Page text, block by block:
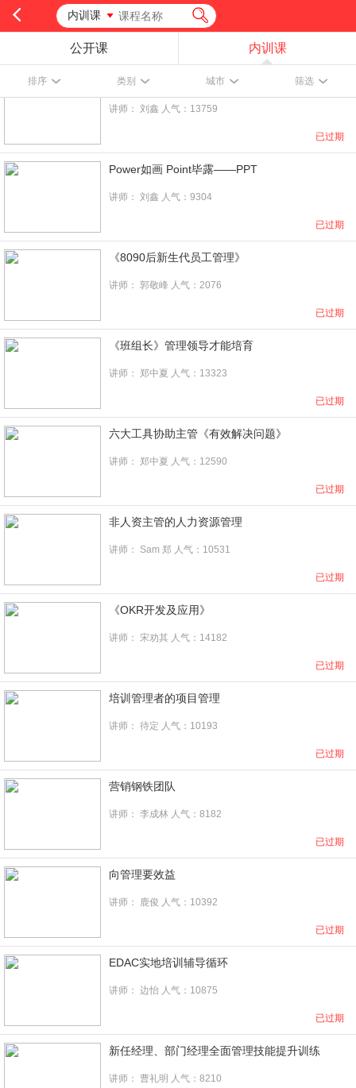
内训课
公开课 内训课
排序 类别 城市 筛选
系统性管理能力训练——管理九剑
讲师： 刘鑫 人气：13759
已过期
Power如画 Point毕露——PPT
讲师： 刘鑫 人气：9304
已过期
《8090后新生代员工管理》
讲师： 郭敬峰 人气：2076
已过期
《班组长》管理领导才能培育
讲师： 郑中夏 人气：13323
已过期
六大工具协助主管《有效解决问题》
讲师： 郑中夏 人气：12590
已过期
非人资主管的人力资源管理
讲师： Sam 郑 人气：10531
已过期
《OKR开发及应用》
讲师： 宋劝其 人气：14182
已过期
培训管理者的项目管理
讲师： 待定 人气：10193
已过期
营销钢铁团队
讲师： 李成林 人气：8182
已过期
向管理要效益
讲师： 鹿俊 人气：10392
已过期
EDAC实地培训辅导循环
讲师： 边怡 人气：10875
已过期
新任经理、部门经理全面管理技能提升训练
讲师： 曹礼明 人气：8210